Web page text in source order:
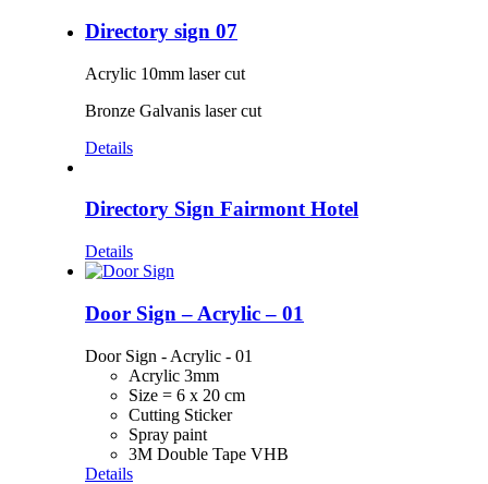
Directory sign 07
Acrylic 10mm laser cut
Bronze Galvanis laser cut
Details
Directory Sign Fairmont Hotel
Details
Door Sign – Acrylic – 01
Door Sign - Acrylic - 01
Acrylic 3mm
Size = 6 x 20 cm
Cutting Sticker
Spray paint
3M Double Tape VHB
Details